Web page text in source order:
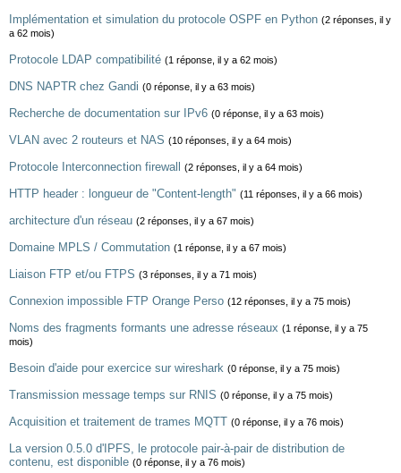
Implémentation et simulation du protocole OSPF en Python (2 réponses, il y
a 62 mois)
Protocole LDAP compatibilité (1 réponse, il y a 62 mois)
DNS NAPTR chez Gandi (0 réponse, il y a 63 mois)
Recherche de documentation sur IPv6 (0 réponse, il y a 63 mois)
VLAN avec 2 routeurs et NAS (10 réponses, il y a 64 mois)
Protocole Interconnection firewall (2 réponses, il y a 64 mois)
HTTP header : longueur de "Content-length" (11 réponses, il y a 66 mois)
architecture d'un réseau (2 réponses, il y a 67 mois)
Domaine MPLS / Commutation (1 réponse, il y a 67 mois)
Liaison FTP et/ou FTPS (3 réponses, il y a 71 mois)
Connexion impossible FTP Orange Perso (12 réponses, il y a 75 mois)
Noms des fragments formants une adresse réseaux (1 réponse, il y a 75
mois)
Besoin d'aide pour exercice sur wireshark (0 réponse, il y a 75 mois)
Transmission message temps sur RNIS (0 réponse, il y a 75 mois)
Acquisition et traitement de trames MQTT (0 réponse, il y a 76 mois)
La version 0.5.0 d'IPFS, le protocole pair-à-pair de distribution de
contenu, est disponible (0 réponse, il y a 76 mois)